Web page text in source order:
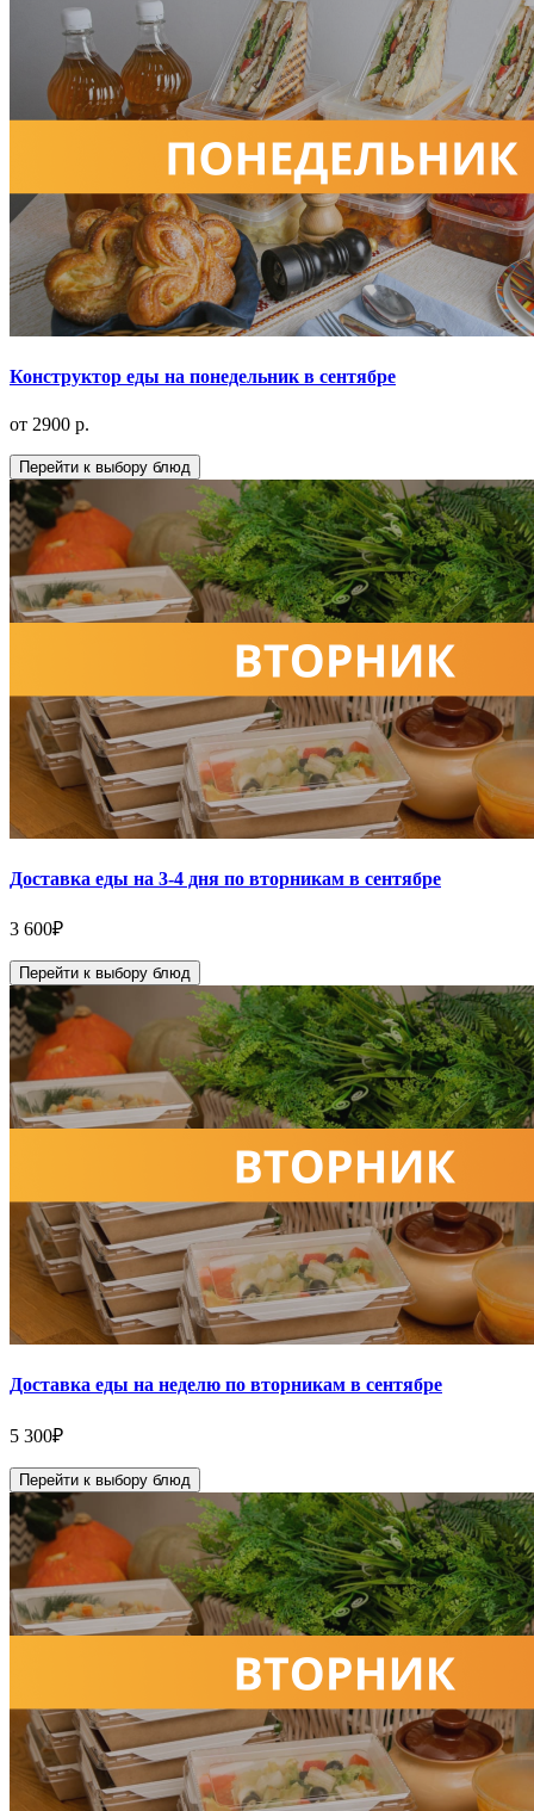
Конструктор еды на понедельник в сентябре
от 2900 р.
Перейти к выбору блюд
Доставка еды на 3-4 дня по вторникам в сентябре
3 600₽
Перейти к выбору блюд
Доставка еды на неделю по вторникам в сентябре
5 300₽
Перейти к выбору блюд